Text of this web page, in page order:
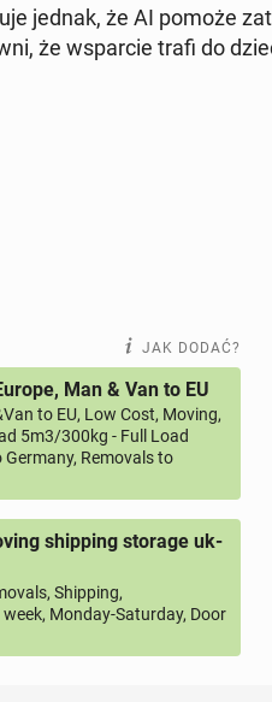
jednak, że AI pomoże
że wspar­cie trafi do
JAK DODAĆ?
Man & Van to EU
to EU, Low Cost, Moving,
5m3/300kg - Full Load
Removals to
shipping storage uk-
Shipping,
Monday-Saturday, Door